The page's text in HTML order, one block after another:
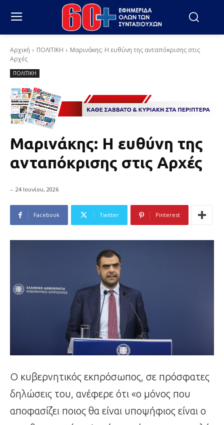
Αρχική ΠΟΛΙΤΙΚΗ
Μαρινάκης: Η ευθύνη της ανταπόκρισης στις
Αρχές
ΠΟΛΙΤΙΚΗ
Μαρινάκης: Η ευθύνη της
ανταπόκρισης στις Αρχές
- 24 Ιουνίου, 2026
Facebook Twitter Pinterest
Ο κυβερνητικός εκπρόσωπος, σε πρόσφατες
δηλώσεις του, ανέφερε ότι «ο μόνος που
αποφασίζει ποιος θα είναι υποψήφιος είναι ο